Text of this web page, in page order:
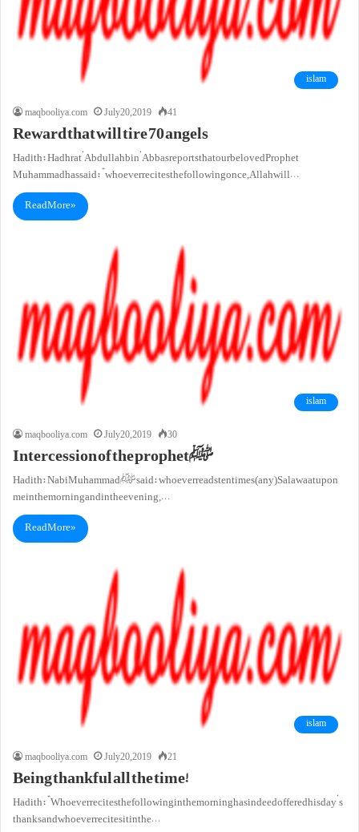
islam
maqbooliya.com
July 20, 2019 41
Reward that will tire 70 angels
Hadith: Hadhrat ‘Abdullah bin ‘Abbas reports that our beloved Prophet
Muhammad has said: “whoever recites the following once, Allah will…
Read More »
islam
maqbooliya.com
July 20, 2019 30
Intercession of the prophetﷺ
Hadith: Nabi Muhammad ﷺ said: whoever reads ten times (any) Salawaat upon
me in the morning and in the evening,…
Read More »
islam
maqbooliya.com
July 20, 2019 21
Being thankful all the time!
Hadith: “Whoever recites the following in the morning has indeed offered his day’s
thanks and whoever recites it in the…